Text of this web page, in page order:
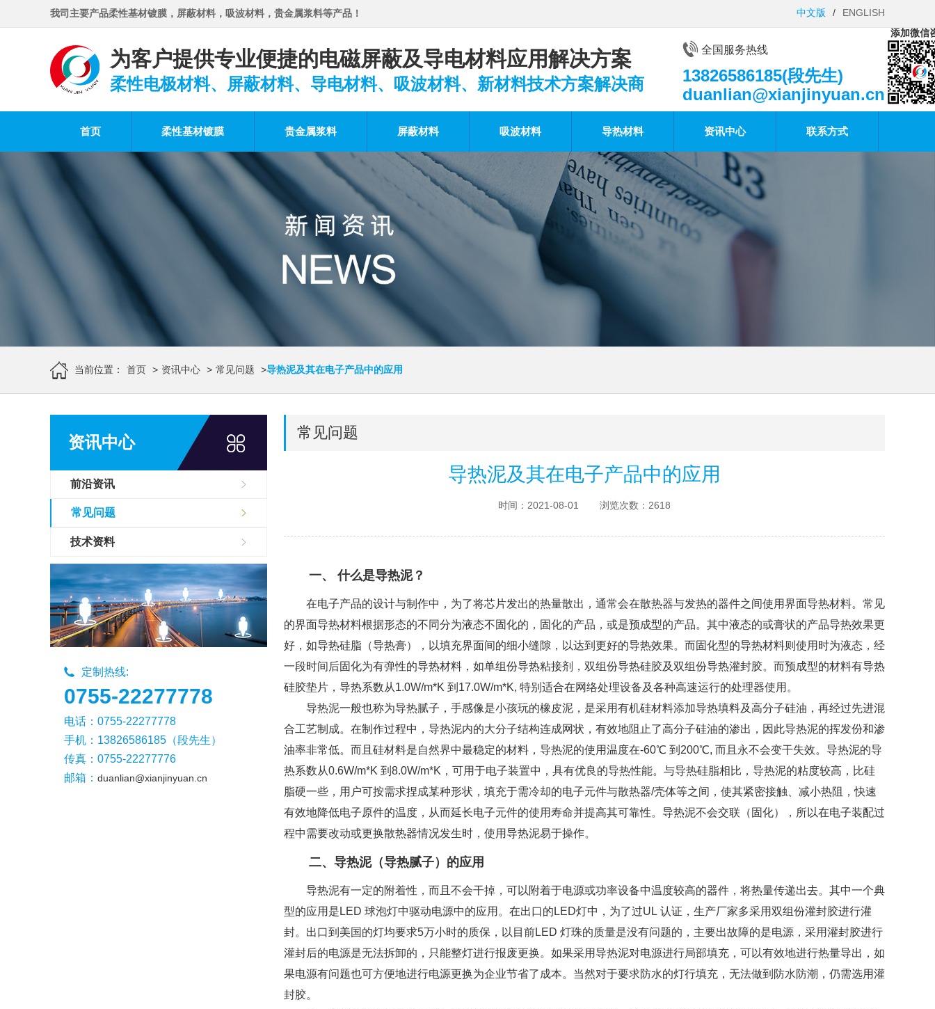
我司主要产品柔性基材镀膜，屏蔽材料，吸波材料，贵金属浆料等产品！ 中文版 / ENGLISH
为客户提供专业便捷的电磁屏蔽及导电材料应用解决方案
柔性电极材料、屏蔽材料、导电材料、吸波材料、新材料技术方案解决商
全国服务热线
13826586185(段先生)
duanlian@xianjinyuan.cn
添加微信
首页 柔性基材镀膜 贵金属浆料 屏蔽材料 吸波材料 导热材料 资讯中心 联系方式
当前位置： 首页 > 资讯中心 > 常见问题 >导热泥及其在电子产品中的应用
资讯中心
前沿资讯
常见问题
技术资料
定制热线:
0755-22277778
电话：0755-22277778
手机：13826586185（段先生）
传真：0755-22277776
邮箱： duanlian@xianjinyuan.cn
常见问题
导热泥及其在电子产品中的应用
时间：2021-08-01 浏览次数：2618
一、 什么是导热泥？
在电子产品的设计与制作中，为了将芯片发出的热量散出，通常会在散热器与发热的器件之间使用界面导热材料。常见
的界面导热材料根据形态的不同分为液态不固化的，固化的产品，或是预成型的产品。其中液态的或膏状的产品导热效果更
好，如导热硅脂（导热膏），以填充界面间的细小缝隙，以达到更好的导热效果。而固化型的导热材料则使用时为液态，经
一段时间后固化为有弹性的导热材料，如单组份导热粘接剂，双组份导热硅胶及双组份导热灌封胶。而预成型的材料有导热
硅胶垫片，导热系数从1.0W/m*K 到17.0W/m*K, 特别适合在网络处理设备及各种高速运行的处理器使用。
导热泥一般也称为导热腻子，手感像是小孩玩的橡皮泥，是采用有机硅材料添加导热填料及高分子硅油，再经过先进混
合工艺制成。在制作过程中，导热泥内的大分子结构连成网状，有效地阻止了高分子硅油的渗出，因此导热泥的挥发份和渗
油率非常低。而且硅材料是自然界中最稳定的材料，导热泥的使用温度在-60℃ 到200℃, 而且永不会变干失效。导热泥的导
热系数从0.6W/m*K 到8.0W/m*K，可用于电子装置中，具有优良的导热性能。与导热硅脂相比，导热泥的粘度较高，比硅
脂硬一些，用户可按需求捏成某种形状，填充于需冷却的电子元件与散热器/壳体等之间，使其紧密接触、减小热阻，快速
有效地降低电子原件的温度，从而延长电子元件的使用寿命并提高其可靠性。导热泥不会交联（固化），所以在电子装配过
程中需要改动或更换散热器情况发生时，使用导热泥易于操作。
二、导热泥（导热腻子）的应用
导热泥有一定的附着性，而且不会干掉，可以附着于电源或功率设备中温度较高的器件，将热量传递出去。其中一个典
型的应用是LED 球泡灯中驱动电源中的应用。在出口的LED灯中，为了过UL 认证，生产厂家多采用双组份灌封胶进行灌
封。出口到美国的灯均要求5万小时的质保，以目前LED 灯珠的质量是没有问题的，主要出故障的是电源，采用灌封胶进行
灌封后的电源是无法拆卸的，只能整灯进行报废更换。如果采用导热泥对电源进行局部填充，可以有效地进行热量导出，如
果电源有问题也可方便地进行电源更换为企业节省了成本。当然对于要求防水的灯行填充，无法做到防水防潮，仍需选用灌
封胶。